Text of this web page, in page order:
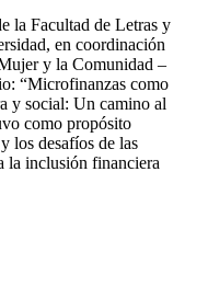
la Facultad de Letras y
en coordinación
y la Comunidad –
“Microfinanzas como
y social: Un camino al
como propósito
los desafíos de las
la inclusión financiera